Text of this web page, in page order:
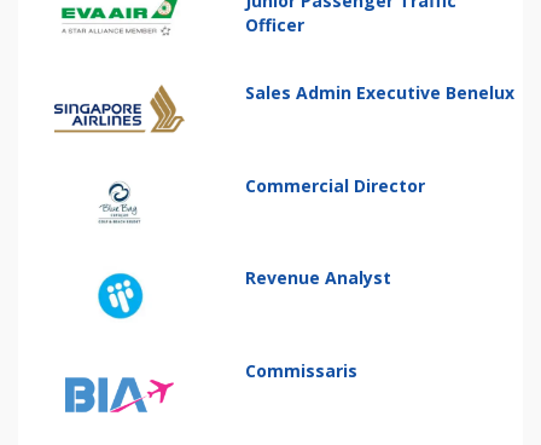
Officer
Sales Admin Executive Benelux
Commercial Director
Revenue Analyst
Commissaris